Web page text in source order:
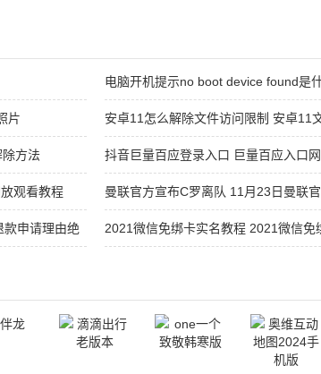
电脑开机提示no boot device found是
提示no boot device found修复教程
片 安卓11怎么解除文件访问限制 安卓11
流程一览
方法 抖音巨量百应登录入口 巨量百应入口
观看教程 曼联官方宣布C罗离队 11月23日曼联
申请理由绝 2021微信免绑卡实名教程 2021微信免